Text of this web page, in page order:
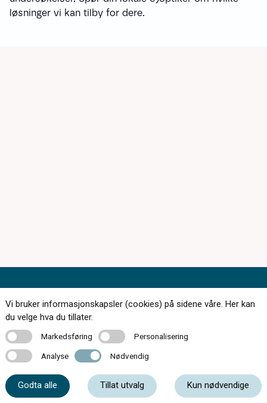
løsninger vi kan tilby for dere.
168 butikker over hele landet
Bestill synstest
Finn butikk
Tips og råd
Vi bruker informasjonskapsler (cookies) på sidene våre. Her kan
du velge hva du tillater.
MarkedsføringMarkedsføring PersonaliseringPersonalisering
Analyse Analyse Nødvendig Nødvendig
Godta alle Tillat utvalg Kun nødvendige